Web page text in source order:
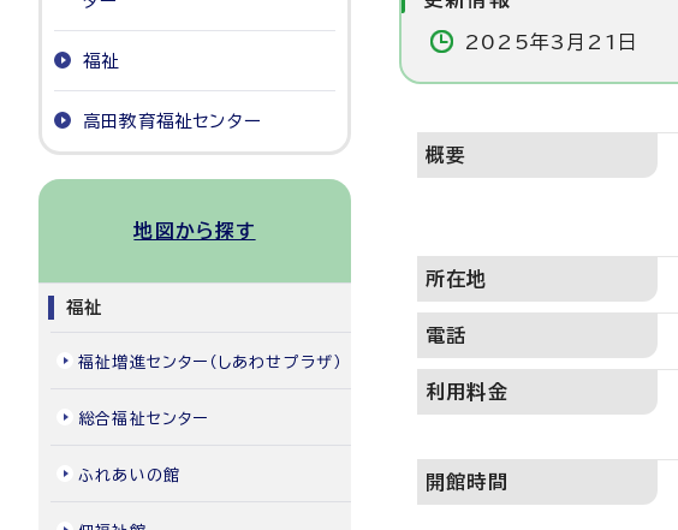
2025年3月21日
概要
所在地
電話
利用料金
開館時間
福祉
高田教育福祉センター
地図から探す
福祉
福祉増進センター（しあわせプラザ）
総合福祉センター
ふれあいの館